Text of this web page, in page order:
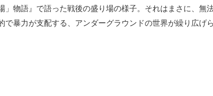
物語』で語った戦後の盛り場の様子。それはまさに、無
暴力が支配する、アンダーグラウンドの世界が繰り広げら